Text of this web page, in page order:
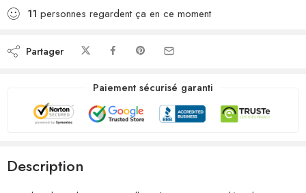
11 personnes regardent ça en ce moment
Partager
Paiement sécurisé garanti
Description